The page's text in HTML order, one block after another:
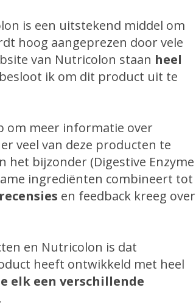
is een uitstekend middel om
hoog aangeprezen door vele
van Nutricolon staan heel
ik om dit product uit te
om meer informatie over
veel van deze producten te
het bijzonder (Digestive Enzyme
ingrediënten combineert tot
en feedback kreeg over
en Nutricolon is dat
heeft ontwikkeld met heel
elk een verschillende